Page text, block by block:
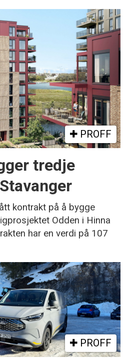
PROFF
tredje
kontrakt på å bygge
Odden i Hinna
har en verdi på 107
PROFF